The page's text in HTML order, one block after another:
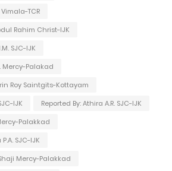
Vimala-TCR
Rahim Christ-IJK
SJC-IJK
Mercy-Palakad
Roy Saintgits-Kottayam
IJK
Reported By: Athira A.R. SJC-IJK
Palakkad
SJC-IJK
Mercy-Palakkad